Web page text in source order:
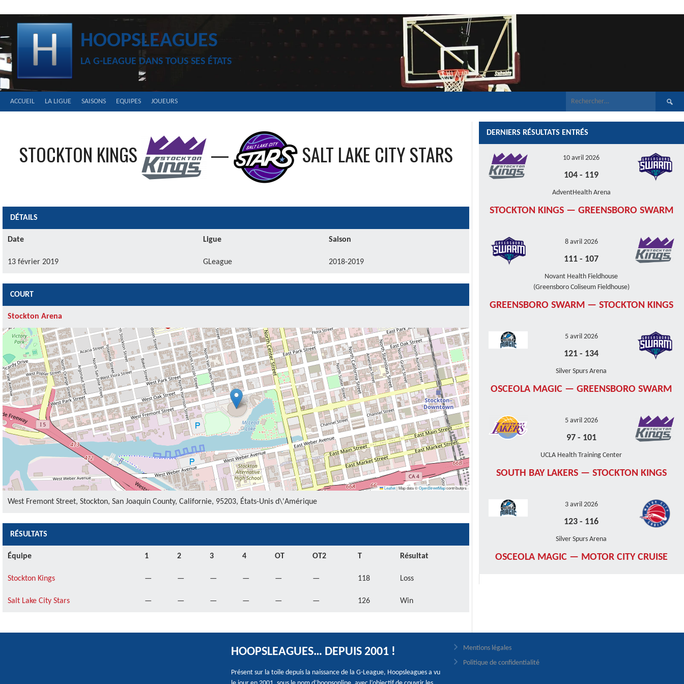
HOOPSLEAGUES
LA G-LEAGUE DANS TOUS SES ÉTATS
ACCUEIL LA LIGUE SAISONS EQUIPES JOUEURS
STOCKTON KINGS — SALT LAKE CITY STARS
DÉTAILS
Date Ligue Saison
13 février 2019 GLeague 2018-2019
COURT
Stockton Arena
Leaflet|Map data ©OpenStreetMapcontributors
West Fremont Street, Stockton, San Joaquin County, Californie, 95203, États-Unis d\'Amérique
RÉSULTATS
Équipe 1 2 3 4 OT OT2 T Résultat
Stockton Kings — — — — — — 118 Loss
Salt Lake City Stars — — — — — — 126 Win
DERNIERS RÉSULTATS ENTRÉS
10 avril 2026
104 - 119
AdventHealth Arena
STOCKTON KINGS — GREENSBORO SWARM
8 avril 2026
111 - 107
Novant Health Fieldhouse
(Greensboro Coliseum Fieldhouse)
GREENSBORO SWARM — STOCKTON KINGS
5 avril 2026
121 - 134
Silver Spurs Arena
OSCEOLA MAGIC — GREENSBORO SWARM
5 avril 2026
97- 101
UCLA Health Training Center
SOUTH BAY LAKERS — STOCKTON KINGS
3 avril 2026
123 - 116
Silver Spurs Arena
OSCEOLA MAGIC — MOTOR CITY CRUISE
HOOPSLEAGUES… DEPUIS 2001 !
Présent sur la toile depuis la naissance de la G-League, Hoopsleagues a vu
Mentions légales
Politique de confidentialité